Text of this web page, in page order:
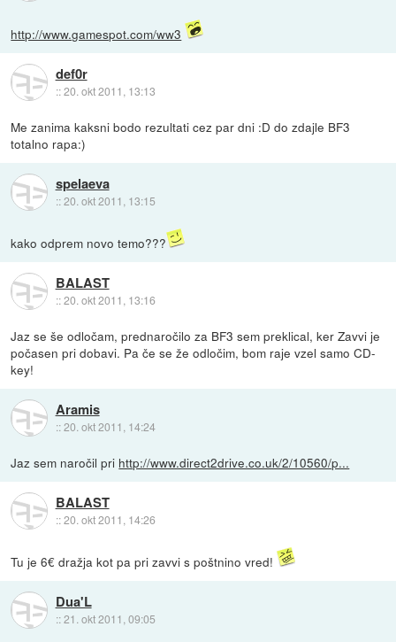
http://www.gamespot.com/ww3
def0r
::20. okt 2011, 13:13
Me zanima kaksni bodo rezultati cez par dni :D do zdajle BF3
totalno rapa:)
spelaeva
::20. okt 2011, 13:15
kako odprem novo temo???
BALAST
::20. okt 2011, 13:16
Jaz se še odločam, prednaročilo za BF3 sem preklical, ker Zavvi je
počasen pri dobavi. Pa če se že odločim, bom raje vzel samo CD-
key!
Aramis
::20. okt 2011, 14:24
Jaz sem naročil pri http://www.direct2drive.co.uk/2/10560/p...
BALAST
::20. okt 2011, 14:26
Tu je 6€ dražja kot pa pri zavvi s poštnino vred!
Dua'L
::21. okt 2011, 09:05